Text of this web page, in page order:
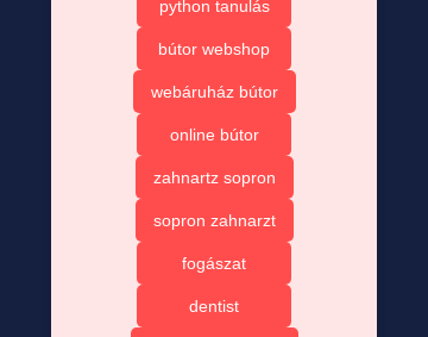
python tanulás
bútor webshop
webáruház bútor
online bútor
zahnartz sopron
sopron zahnarzt
fogászat
dentist